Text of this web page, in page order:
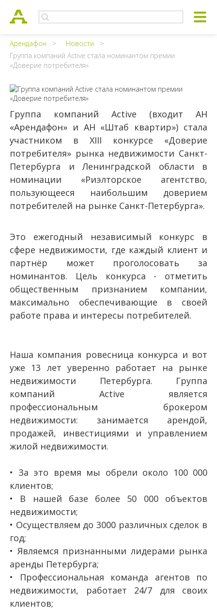
Арендафон
Новости
Группа компаний Active стала номинантом премии
«Доверие потребителя»
Группа компаний Active (входит АН
«Арендафон» и АН «Штаб квартир») стала
участником в XIII конкурсе «Доверие
потребителя» рынка недвижимости Санкт-
Петербурга и Ленинградской области в
номинации «Риэлторское агентство,
пользующееся наибольшим доверием
потребителей на рынке Санкт-Петербурга».
Это ежегодный независимый конкурс в
сфере недвижимости, где каждый клиент и
партнёр может проголосовать за
номинантов. Цель конкурса - отметить
общественным признанием компании,
максимально обеспечивающие в своей
работе права и интересы потребителей.
Наша компания ровесница конкурса и вот
уже 13 лет уверенно работает на рынке
недвижимости Петербурга. Группа
компаний Active является
профессиональным брокером
недвижимости: занимается арендой,
продажей, инвестициями и управлением
жилой недвижимости.
• За это время мы обрели около 100 000
клиентов;
• В нашей базе более 50 000 объектов
недвижимости;
• Осуществляем до 3000 различных сделок в
год;
• Являемся признанными лидерами рынка
аренды Петербурга;
• Профессиональная команда агентов по
недвижимости, работает 24/7 для своих
клиентов;